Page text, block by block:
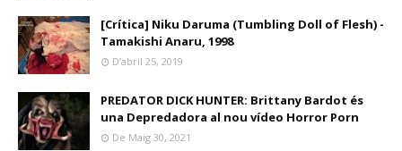
[Crítica] Niku Daruma (Tumbling Doll of Flesh) -
Tamakishi Anaru, 1998
D’abril 25, 2019
PREDATOR DICK HUNTER: Brittany Bardot és
una Depredadora al nou vídeo Horror Porn
De Maig 30, 2021